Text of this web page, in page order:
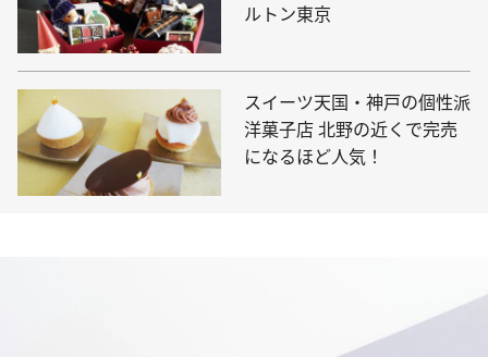
ルトン東京
スイーツ天国・神戸の個性派
洋菓子店 北野の近くで完売
になるほど人気！